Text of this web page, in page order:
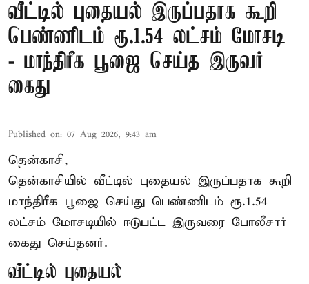
வீட்டில் புதையல் இருப்பதாக கூறி
பெண்ணிடம் ரூ.1.54 லட்சம் மோசடி
- மாந்திரீக பூஜை செய்த இருவர்
கைது
Published on: 07 Aug 2026, 9:43 am
தென்காசி,
தென்காசியில் வீட்டில் புதையல் இருப்பதாக கூறி
மாந்திரீக பூஜை செய்து பெண்ணிடம் ரூ.1.54
லட்சம் மோசடியில் ஈடுபட்ட இருவரை போலீசார்
கைது செய்தனர்.
வீட்டில் புதையல்